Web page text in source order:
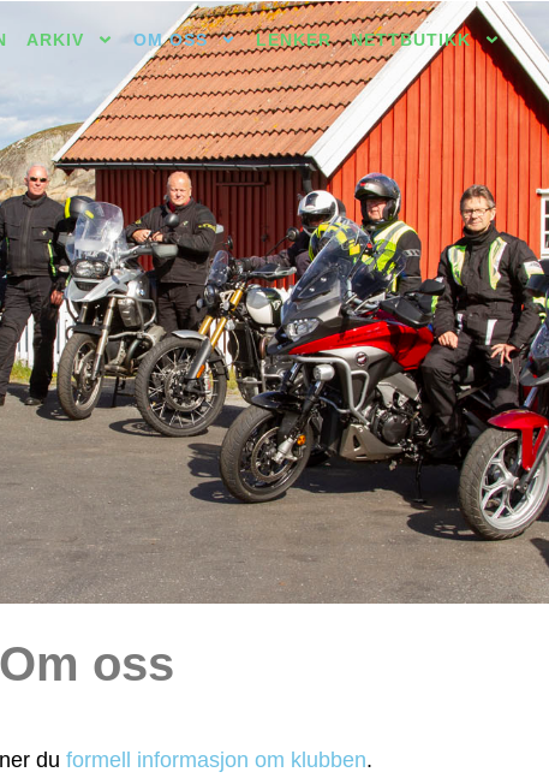
ARKIV OM OSS LENKER NETTBUTIKK
Om oss
du formell informasjon om klubben.